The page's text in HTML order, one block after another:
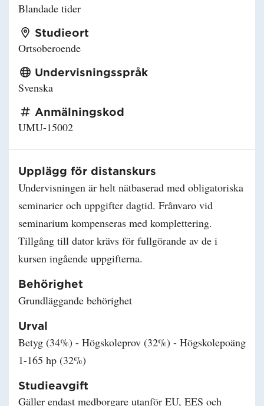
Blandade tider
Studieort
Ortsoberoende
Undervisningsspråk
Svenska
Anmälningskod
UMU-15002
Upplägg för distanskurs
Undervisningen är helt nätbaserad med obligatoriska
seminarier och uppgifter dagtid. Frånvaro vid
seminarium kompenseras med komplettering.
Tillgång till dator krävs för fullgörande av de i
kursen ingående uppgifterna.
Behörighet
Grundläggande behörighet
Urval
Betyg (34%) - Högskoleprov (32%) - Högskolepoäng
1-165 hp (32%)
Studieavgift
Gäller endast medborgare utanför EU, EES och